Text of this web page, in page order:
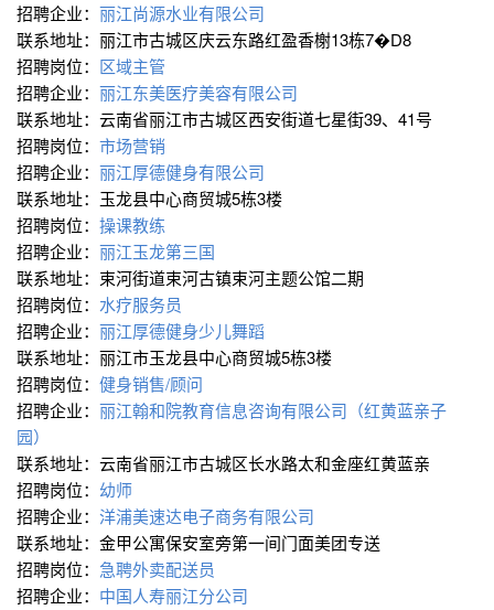
招聘企业： 丽江尚源水业有限公司
联系地址：丽江市古城区庆云东路红盈香榭13栋7�D8
招聘岗位： 区域主管
招聘企业： 丽江东美医疗美容有限公司
联系地址：云南省丽江市古城区西安街道七星街39、41号
招聘岗位： 市场营销
招聘企业： 丽江厚德健身有限公司
联系地址：玉龙县中心商贸城5栋3楼
招聘岗位： 操课教练
招聘企业： 丽江玉龙第三国
联系地址：束河街道束河古镇束河主题公馆二期
招聘岗位： 水疗服务员
招聘企业： 丽江厚德健身少儿舞蹈
联系地址：丽江市玉龙县中心商贸城5栋3楼
招聘岗位： 健身销售/顾问
招聘企业： 丽江翰和院教育信息咨询有限公司（红黄蓝亲子
园）
联系地址：云南省丽江市古城区长水路太和金座红黄蓝亲
招聘岗位： 幼师
招聘企业： 洋浦美速达电子商务有限公司
联系地址：金甲公寓保安室旁第一间门面美团专送
招聘岗位： 急聘外卖配送员
招聘企业： 中国人寿丽江分公司